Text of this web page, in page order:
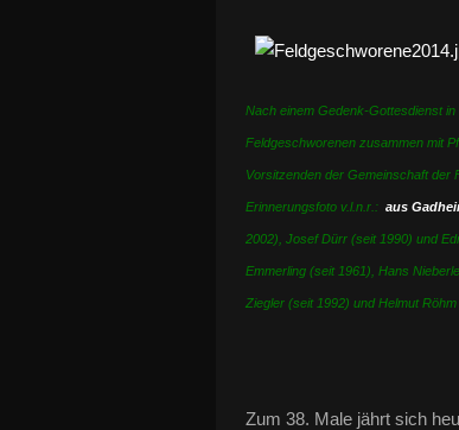
Nach einem Gedenk-Gottesdienst
Feldgeschworenen zusammen mit
Vorsitzenden der Gemeinschaft der
Erinnerungsfoto v.l.n.r.: aus
2002), Josef Dürr (seit 1990) und
Emmerling (seit 1961), Hans
Ziegler (seit 1992) und Helmut
Zum 38. Male jährt sich